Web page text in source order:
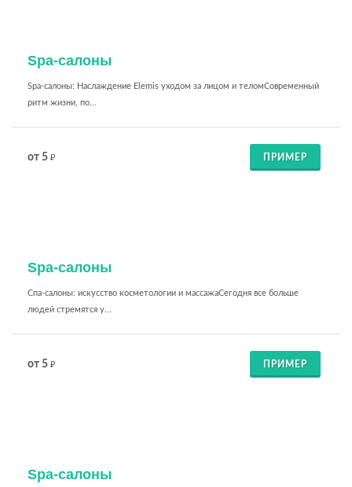
Spa-салоны
Spa-салоны: Наслаждение Elemis уходом за лицом и теломСовременный
ритм жизни, по...
от 5 ₽ ПРИМЕР
Spa-салоны
Спа-салоны: искусство косметологии и массажаСегодня все больше
людей стремятся у...
от 5 ₽ ПРИМЕР
Spa-салоны